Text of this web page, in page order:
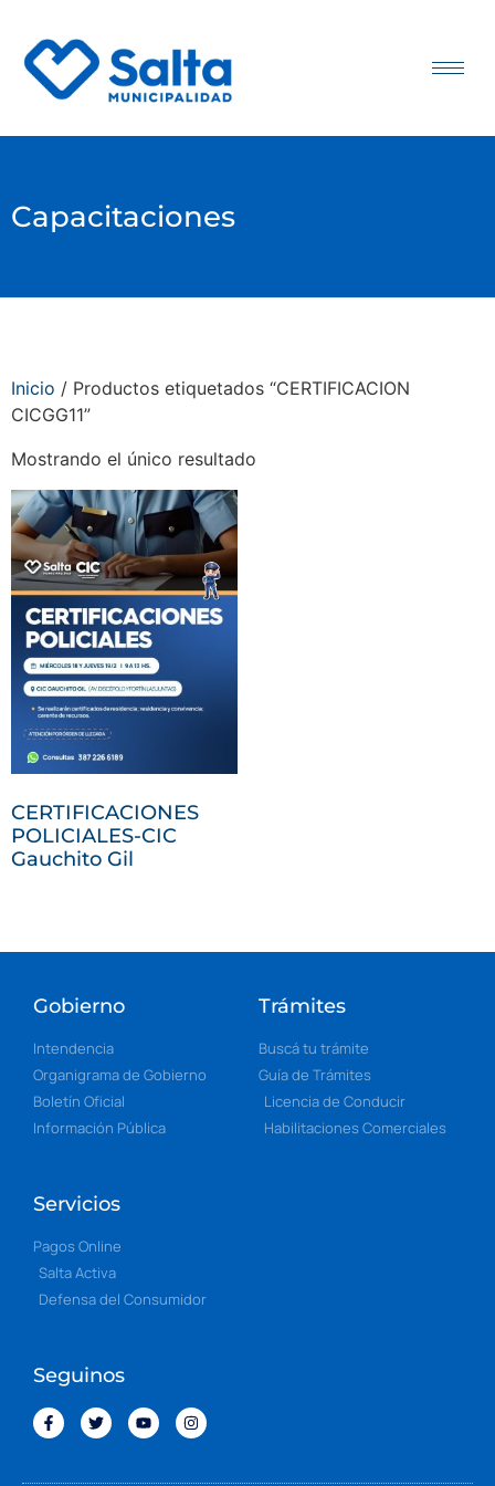
Capacitaciones
Inicio / Productos etiquetados “CERTIFICACION
CICGG11”
Mostrando el único resultado
CERTIFICACIONES
POLICIALES-CIC
Gauchito Gil
Gobierno
Intendencia
Organigrama de Gobierno
Boletín Oficial
Información Pública
Trámites
Buscá tu trámite
Guía de Trámites
Licencia de Conducir
Habilitaciones Comerciales
Servicios
Pagos Online
Salta Activa
Defensa del Consumidor
Seguinos